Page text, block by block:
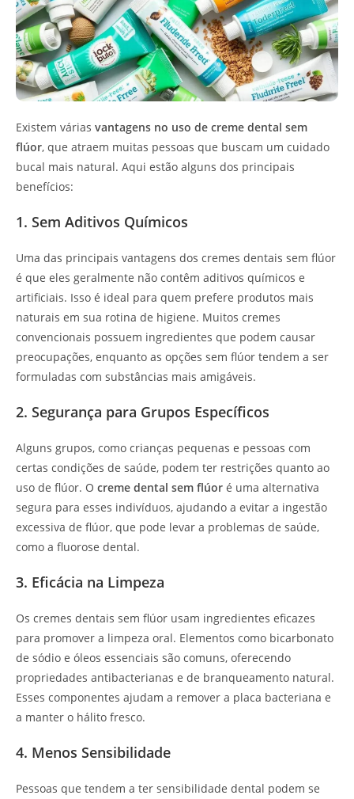
Existem várias vantagens no uso de creme dental sem
flúor, que atraem muitas pessoas que buscam um cuidado
bucal mais natural. Aqui estão alguns dos principais
benefícios:
1. Sem Aditivos Químicos
Uma das principais vantagens dos cremes dentais sem flúor
é que eles geralmente não contêm aditivos químicos e
artificiais. Isso é ideal para quem prefere produtos mais
naturais em sua rotina de higiene. Muitos cremes
convencionais possuem ingredientes que podem causar
preocupações, enquanto as opções sem flúor tendem a ser
formuladas com substâncias mais amigáveis.
2. Segurança para Grupos Específicos
Alguns grupos, como crianças pequenas e pessoas com
certas condições de saúde, podem ter restrições quanto ao
uso de flúor. O creme dental sem flúor é uma alternativa
segura para esses indivíduos, ajudando a evitar a ingestão
excessiva de flúor, que pode levar a problemas de saúde,
como a fluorose dental.
3. Eficácia na Limpeza
Os cremes dentais sem flúor usam ingredientes eficazes
para promover a limpeza oral. Elementos como bicarbonato
de sódio e óleos essenciais são comuns, oferecendo
propriedades antibacterianas e de branqueamento natural.
Esses componentes ajudam a remover a placa bacteriana e
a manter o hálito fresco.
4. Menos Sensibilidade
Pessoas que tendem a ter sensibilidade dental podem se